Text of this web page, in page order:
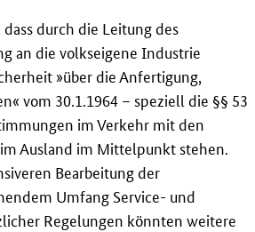
durch die Leitung des
an die volkseigene Industrie
»über die Anfertigung,
vom 30.1.1964 – speziell die §§ 53
im Verkehr mit den
im Ausland im Mittelpunkt stehen.
Bearbeitung der
Umfang Service- und
Regelungen könnten weitere